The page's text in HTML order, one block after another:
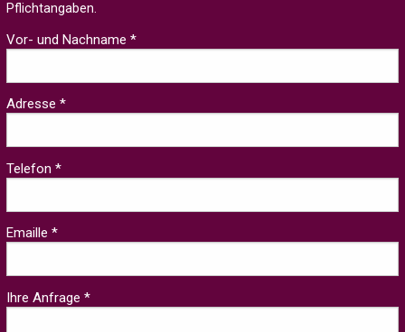
Pflichtangaben.
Vor- und Nachname *
Adresse *
Telefon *
Emaille *
Ihre Anfrage *